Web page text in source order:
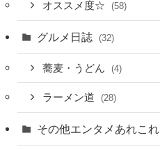
オススメ度☆ (58)
グルメ日誌 (32)
蕎麦・うどん (4)
ラーメン道 (28)
その他エンタメあれこれ